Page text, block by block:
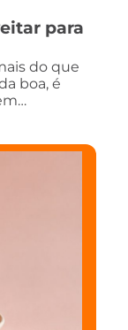
para
do que
boa, é